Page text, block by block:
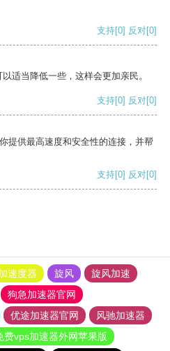
支持[0] 反对[0]
适当降低一些，这样会更加亲民。
支持[0] 反对[0]
提供最高速度和安全性的连接，并帮
支持[0] 反对[0]
速度器 旋风
旋风加速
狗急加速器官网
优途加速器官网
风驰加速器
费vps加速器外网苹果版